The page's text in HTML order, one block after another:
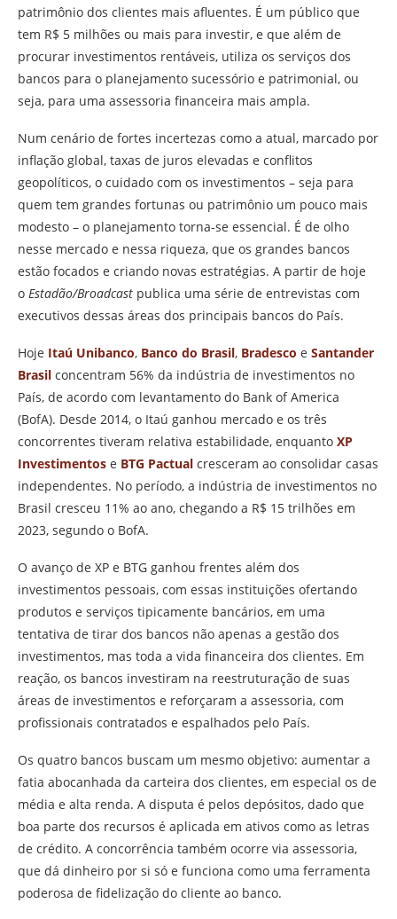
patrimônio dos clientes mais afluentes. É um público que
tem R$ 5 milhões ou mais para investir, e que além de
procurar investimentos rentáveis, utiliza os serviços dos
bancos para o planejamento sucessório e patrimonial, ou
seja, para uma assessoria financeira mais ampla.
Num cenário de fortes incertezas como a atual, marcado por
inflação global, taxas de juros elevadas e conflitos
geopolíticos, o cuidado com os investimentos – seja para
quem tem grandes fortunas ou patrimônio um pouco mais
modesto – o planejamento torna-se essencial. É de olho
nesse mercado e nessa riqueza, que os grandes bancos
estão focados e criando novas estratégias. A partir de hoje
o Estadão/Broadcast publica uma série de entrevistas com
executivos dessas áreas dos principais bancos do País.
Hoje Itaú Unibanco, Banco do Brasil, Bradesco e Santander
Brasil concentram 56% da indústria de investimentos no
País, de acordo com levantamento do Bank of America
(BofA). Desde 2014, o Itaú ganhou mercado e os três
concorrentes tiveram relativa estabilidade, enquanto XP
Investimentos e BTG Pactual cresceram ao consolidar casas
independentes. No período, a indústria de investimentos no
Brasil cresceu 11% ao ano, chegando a R$ 15 trilhões em
2023, segundo o BofA.
O avanço de XP e BTG ganhou frentes além dos
investimentos pessoais, com essas instituições ofertando
produtos e serviços tipicamente bancários, em uma
tentativa de tirar dos bancos não apenas a gestão dos
investimentos, mas toda a vida financeira dos clientes. Em
reação, os bancos investiram na reestruturação de suas
áreas de investimentos e reforçaram a assessoria, com
profissionais contratados e espalhados pelo País.
Os quatro bancos buscam um mesmo objetivo: aumentar a
fatia abocanhada da carteira dos clientes, em especial os de
média e alta renda. A disputa é pelos depósitos, dado que
boa parte dos recursos é aplicada em ativos como as letras
de crédito. A concorrência também ocorre via assessoria,
que dá dinheiro por si só e funciona como uma ferramenta
poderosa de fidelização do cliente ao banco.